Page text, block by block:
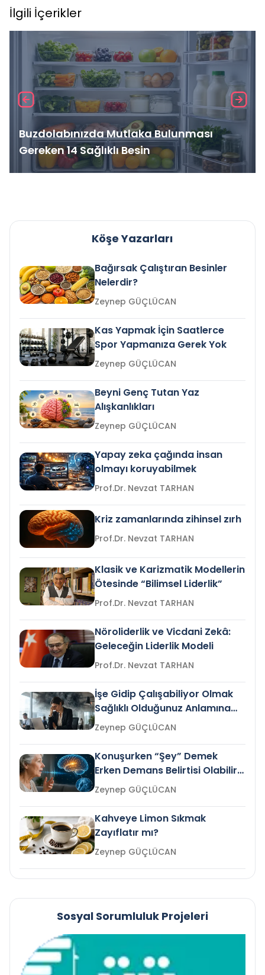
İlgili İçerikler
Buzdolabınızda Mutlaka Bulunması
Gereken 14 Sağlıklı Besin
Köşe Yazarları
Bağırsak Çalıştıran Besinler
Nelerdir?
Zeynep GÜÇLÜCAN
Kas Yapmak İçin Saatlerce
Spor Yapmanıza Gerek Yok
Zeynep GÜÇLÜCAN
Beyni Genç Tutan Yaz
Alışkanlıkları
Zeynep GÜÇLÜCAN
Yapay zeka çağında insan
olmayı koruyabilmek
Prof.Dr. Nevzat TARHAN
Kriz zamanlarında zihinsel zırh
Prof.Dr. Nevzat TARHAN
Klasik ve Karizmatik Modellerin
Ötesinde “Bilimsel Liderlik”
Prof.Dr. Nevzat TARHAN
Nöroliderlik ve Vicdani Zekâ:
Geleceğin Liderlik Modeli
Prof.Dr. Nevzat TARHAN
İşe Gidip Çalışabiliyor Olmak
Sağlıklı Olduğunuz Anlamına
Gelir mi?Zeynep GÜÇLÜCAN
Konuşurken “Şey” Demek
Erken Demans Belirtisi Olabilir
mi?
Zeynep GÜÇLÜCAN
Kahveye Limon Sıkmak
Zayıflatır mı?
Zeynep GÜÇLÜCAN
Sosyal Sorumluluk Projeleri